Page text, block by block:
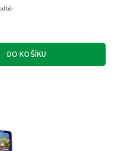
DO KOŠÍKU